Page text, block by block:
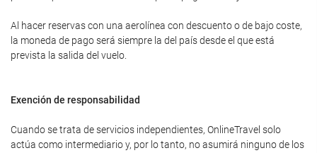
Al hacer reservas con una aerolínea con descuento o de bajo coste,
la moneda de pago será siempre la del país desde el que está
prevista la salida del vuelo.
Exención de responsabilidad
Cuando se trata de servicios independientes, OnlineTravel solo
actúa como intermediario y, por lo tanto, no asumirá ninguno de los